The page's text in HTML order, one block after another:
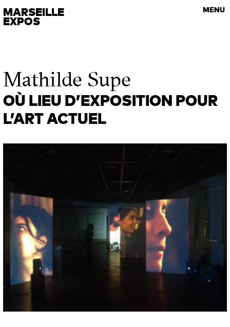
MARSEILLE
EXPOS
MENU
VISITES GUIDÉES
Les rendez-vous de l’art contemporain
Mathilde Supe
OÙ LIEU D’EXPOSITION POUR
L’ART ACTUEL